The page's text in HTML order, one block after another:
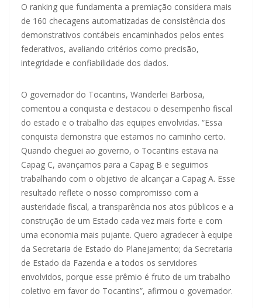
O ranking que fundamenta a premiação considera mais
de 160 checagens automatizadas de consistência dos
demonstrativos contábeis encaminhados pelos entes
federativos, avaliando critérios como precisão,
integridade e confiabilidade dos dados.
O governador do Tocantins, Wanderlei Barbosa,
comentou a conquista e destacou o desempenho fiscal
do estado e o trabalho das equipes envolvidas. “Essa
conquista demonstra que estamos no caminho certo.
Quando cheguei ao governo, o Tocantins estava na
Capag C, avançamos para a Capag B e seguimos
trabalhando com o objetivo de alcançar a Capag A. Esse
resultado reflete o nosso compromisso com a
austeridade fiscal, a transparência nos atos públicos e a
construção de um Estado cada vez mais forte e com
uma economia mais pujante. Quero agradecer à equipe
da Secretaria de Estado do Planejamento; da Secretaria
de Estado da Fazenda e a todos os servidores
envolvidos, porque esse prêmio é fruto de um trabalho
coletivo em favor do Tocantins”, afirmou o governador.